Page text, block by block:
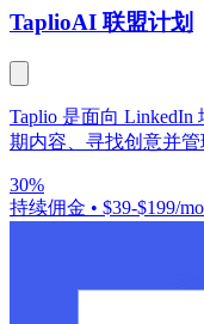
TaplioAI 联盟计划
Taplio 是面向
期内容、寻找创意并管
30%
持续佣金 • $39-$199/mo